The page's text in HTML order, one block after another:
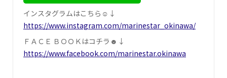
インスタグラムはこちら☺↓
https://www.instagram.com/marinestar_okinawa/
ＦＡＣＥ ＢＯＯＫはコチラ☻↓
https://www.facebook.com/marinestar.okinawa